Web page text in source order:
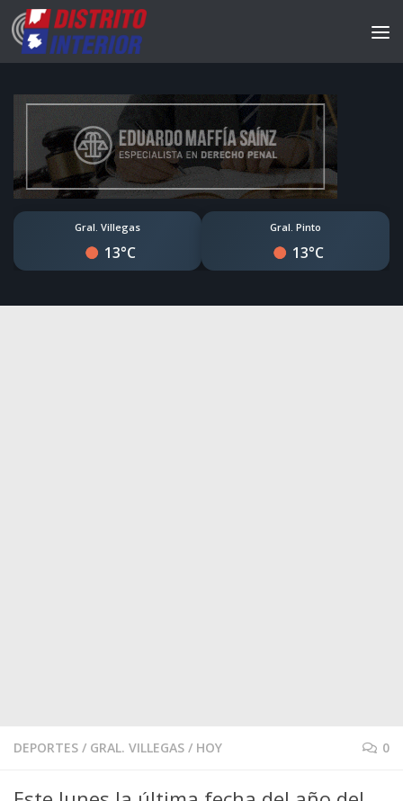
Gral. Villegas
13°C
Gral. Pinto
13°C
DEPORTES / GRAL. VILLEGAS / HOY 0